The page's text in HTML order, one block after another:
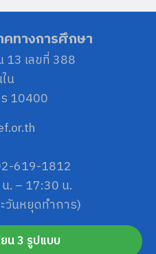
ทางการศึกษา
13 เลขที่ 388
น
10400
619-1812
. – 17:30 น.
นหยุดทำการ)
ยน 3 รูปแบบ